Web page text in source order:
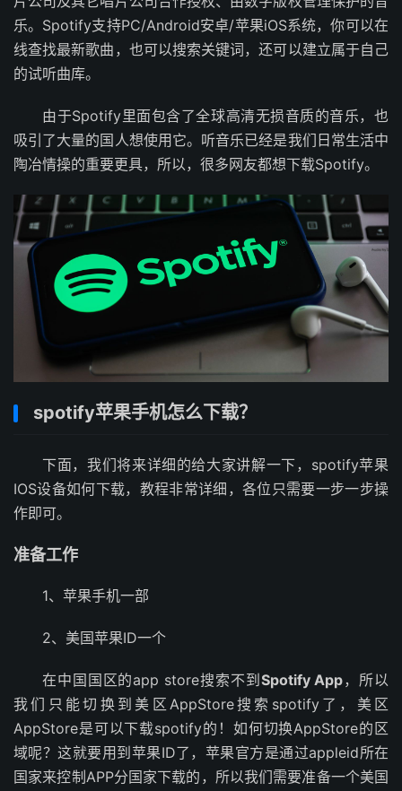
乐。Spotify支持PC/Android安卓/苹果iOS系统，你可以在
线查找最新歌曲，也可以搜索关键词，还可以建立属于自己
的试听曲库。
由于Spotify里面包含了全球高清无损音质的音乐，也
吸引了大量的国人想使用它。听音乐已经是我们日常生活中
陶冶情操的重要更具，所以，很多网友都想下载Spotify。
spotify苹果手机怎么下载？
下面，我们将来详细的给大家讲解一下，spotify苹果
IOS设备如何下载，教程非常详细，各位只需要一步一步操
作即可。
准备工作
1、苹果手机一部
2、美国苹果ID一个
在中国国区的app store搜索不到 Spotify App，所以
我们只能切换到美区AppStore搜索spotify了，美区
AppStore是可以下载spotify的！如何切换AppStore的区
域呢？这就要用到苹果ID了，苹果官方是通过appleid所在
国家来控制APP分国家下载的，所以我们需要准备一个美国